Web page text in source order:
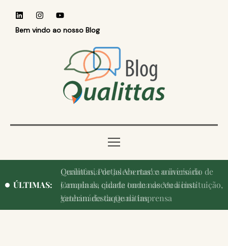
Bem vindo ao nosso Blog
ÚLTIMAS:
Qualittas, Portas Abertas! e aniversário de
Campinas, cidade onde nasceu a instituição,
ganham destaque na imprensa